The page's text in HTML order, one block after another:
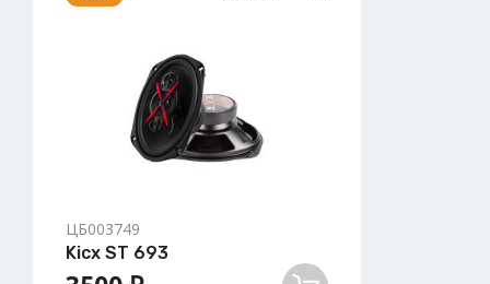
ЦБ003749
Kicx ST 693